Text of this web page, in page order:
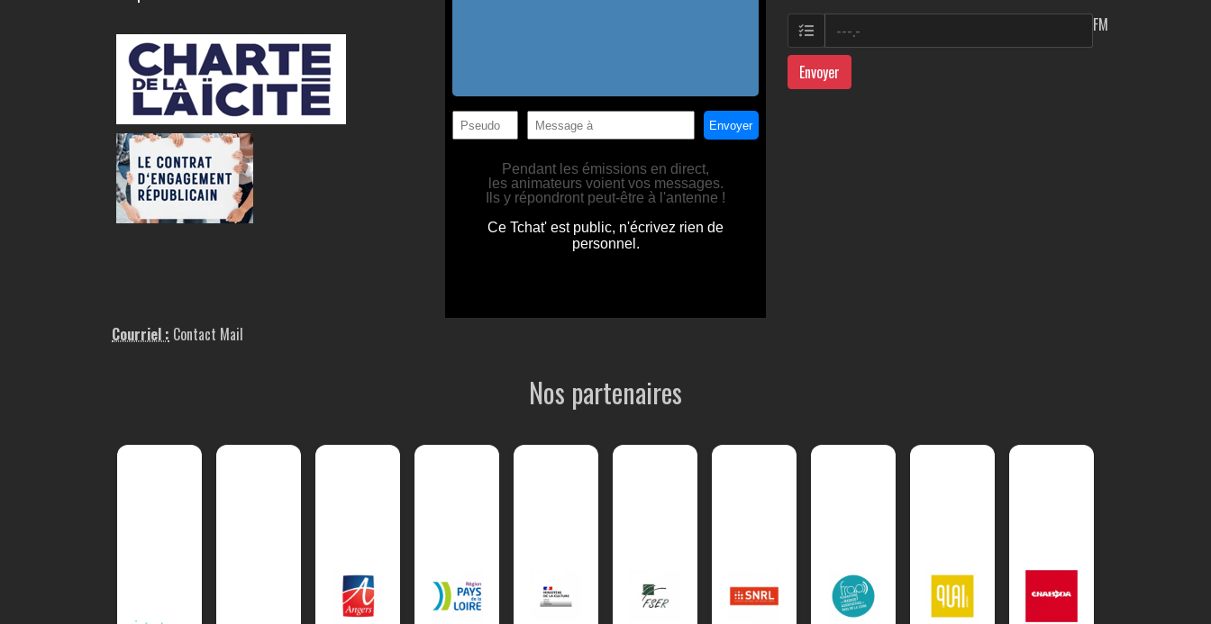
Courriel : Contact Mail
FM
Envoyer
Nos partenaires